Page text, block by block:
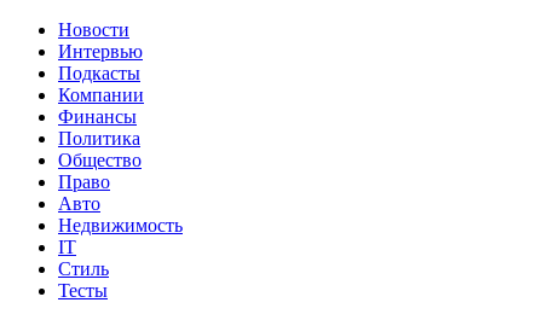
Новости
Интервью
Подкасты
Компании
Финансы
Политика
Общество
Право
Авто
Недвижимость
IT
Стиль
Тесты